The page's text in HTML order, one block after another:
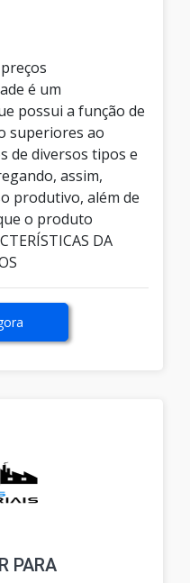
é um
possui a função de
superiores ao
de diversos tipos e
assim,
produtivo, além de
o produto
DA
PARA